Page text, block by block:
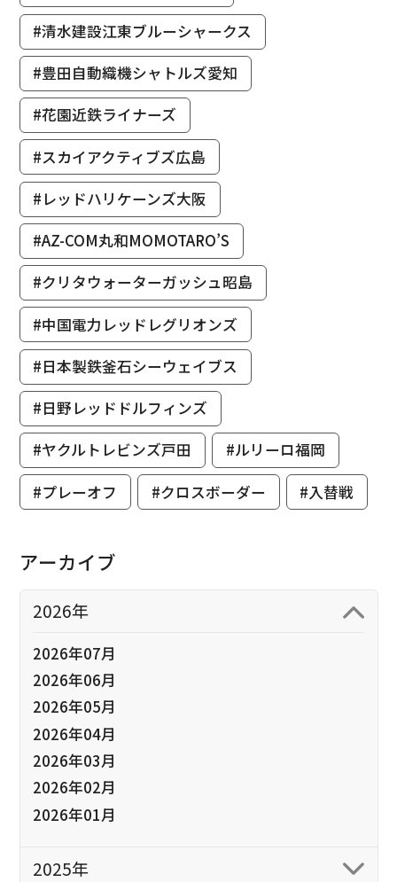
#清水建設江東ブルーシャークス
#豊田自動織機シャトルズ愛知
#花園近鉄ライナーズ
#スカイアクティブズ広島
#レッドハリケーンズ大阪
#AZ-COM丸和MOMOTARO’S
#クリタウォーターガッシュ昭島
#中国電力レッドレグリオンズ
#日本製鉄釜石シーウェイブス
#日野レッドドルフィンズ
#ヤクルトレビンズ戸田
#ルリーロ福岡
#プレーオフ
#クロスボーダー #入替戦
アーカイブ
2026年
2026年07月
2026年06月
2026年05月
2026年04月
2026年03月
2026年02月
2026年01月
2025年